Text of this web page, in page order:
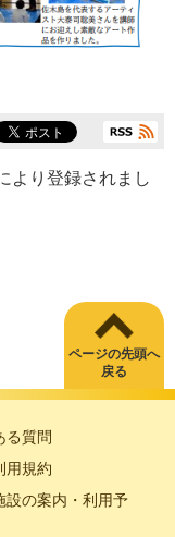
より登録されまし
ページの先頭へ
戻る
る質問
用規約
設の案内・利用予